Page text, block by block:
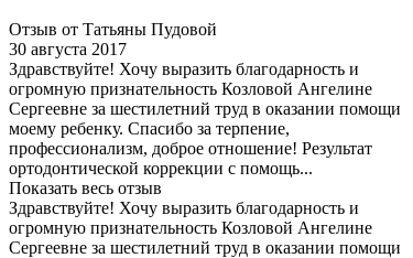
Отзыв от Татьяны Пудовой
30 августа 2017
Здравствуйте! Хочу выразить благодарность и
огромную признательность Козловой Ангелине
Сергеевне за шестилетний труд в оказании помощи
моему ребенку. Спасибо за терпение,
профессионализм, доброе отношение! Результат
ортодонтической коррекции с помощь...
Показать весь отзыв
Здравствуйте! Хочу выразить благодарность и
огромную признательность Козловой Ангелине
Сергеевне за шестилетний труд в оказании помощи